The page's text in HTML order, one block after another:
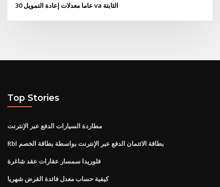
30 عاما معدلات إعادة التمويل va الثابتة
Top Stories
مطاردة السيارات الدفع عبر الإنترنت
Rbl بطاقة الائتمان الدفع عبر الإنترنت بواسطة بطاقة الخصم
فلوريدا سمسار عقارات عقد شاغرة
كيفية حساب معدل فائدة القرض شهريا